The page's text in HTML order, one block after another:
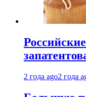
2 года ago2 года